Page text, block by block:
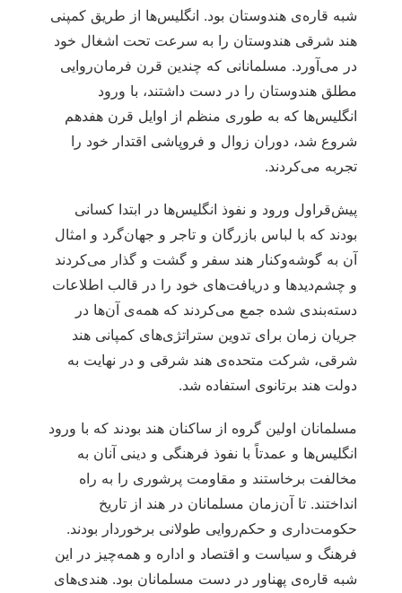
شبه قاره‌ی‌ هندوستان بود. انگلیس‌ها از طریق کمپنی
هند شرقی هندوستان را به سرعت تحت اشغال خود
در می‌آورد. مسلمانانی که چندین قرن فرمان‌روایی
مطلق هندوستان را در دست داشتند، با ورود
انگلیس‌ها که به طوری منظم از اوایل قرن هفدهم
شروع شد، دوران زوال و فروپاشی اقتدار خود را
تجربه می‌کردند.
پیش‌قراول ورود و نفوذ انگلیس‌ها در ابتدا کسانی
بودند که با لباس بازرگان و تاجر و جهان‌گرد و امثال
آن به گوشه‌وکنار هند سفر و گشت و گذار می‌کردند
و چشم‌دیدها و دریافت‌های خود را در قالب اطلاعات
دسته‌بندی شده جمع می‌کردند که همه‌ی آن‌ها در
جریان زمان برای تدوین ستراتژی‌های کمپانی هند
شرقی، شرکت متحده‌ی هند شرقی و در نهایت به
دولت هند برتانوی استفاده شد.
مسلمانان اولین گروه از ساکنان هند بودند که با ورود
انگلیس‌ها و عمدتاً با نفوذ فرهنگی و دینی آنان به
مخالفت برخاستند و مقاومت پرشوری را به راه
انداختند. تا آن‌زمان مسلمانان در هند از تاریخ
حکومت‌داری و حکم‌روایی طولانی برخوردار بودند.
فرهنگ و سیاست و اقتصاد و اداره و همه‌چیز در این
شبه قاره‌ی پهناور در دست مسلمانان بود. هندی‌های